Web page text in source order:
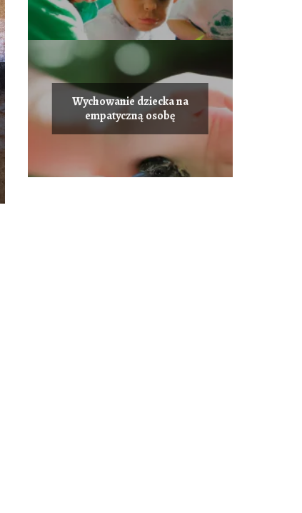
Wychowanie dziecka na
empatyczną osobę